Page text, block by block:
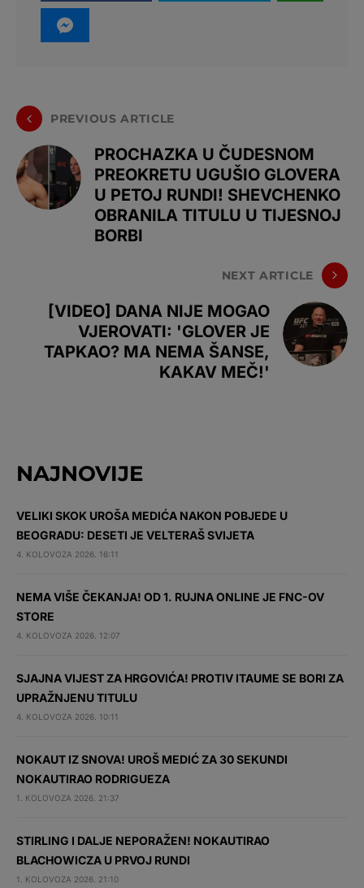
PREVIOUS ARTICLE
PROCHAZKA U ČUDESNOM
PREOKRETU UGUŠIO GLOVERA
U PETOJ RUNDI! SHEVCHENKO
OBRANILA TITULU U TIJESNOJ
BORBI
NEXT ARTICLE
[VIDEO] DANA NIJE MOGAO
VJEROVATI: 'GLOVER JE
TAPKAO? MA NEMA ŠANSE,
KAKAV MEČ!'
NAJNOVIJE
VELIKI SKOK UROŠA MEDIĆA NAKON POBJEDE U
BEOGRADU: DESETI JE VELTERAŠ SVIJETA
4. KOLOVOZA 2026. 16:11
NEMA VIŠE ČEKANJA! OD 1. RUJNA ONLINE JE FNC-OV
STORE
4. KOLOVOZA 2026. 12:07
SJAJNA VIJEST ZA HRGOVIĆA! PROTIV ITAUME SE BORI ZA
UPRAŽNJENU TITULU
4. KOLOVOZA 2026. 10:11
NOKAUT IZ SNOVA! UROŠ MEDIĆ ZA 30 SEKUNDI
NOKAUTIRAO RODRIGUEZA
1. KOLOVOZA 2026. 21:37
STIRLING I DALJE NEPORAŽEN! NOKAUTIRAO
BLACHOWICZA U PRVOJ RUNDI
1. KOLOVOZA 2026. 21:10